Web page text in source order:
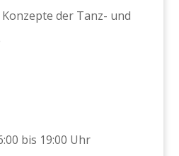
der Tanz- und
bis 19:00 Uhr